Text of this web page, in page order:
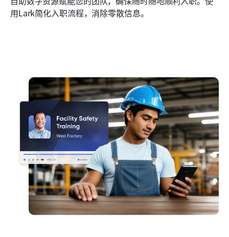
用Lark简化入职流程，消除零散信息。